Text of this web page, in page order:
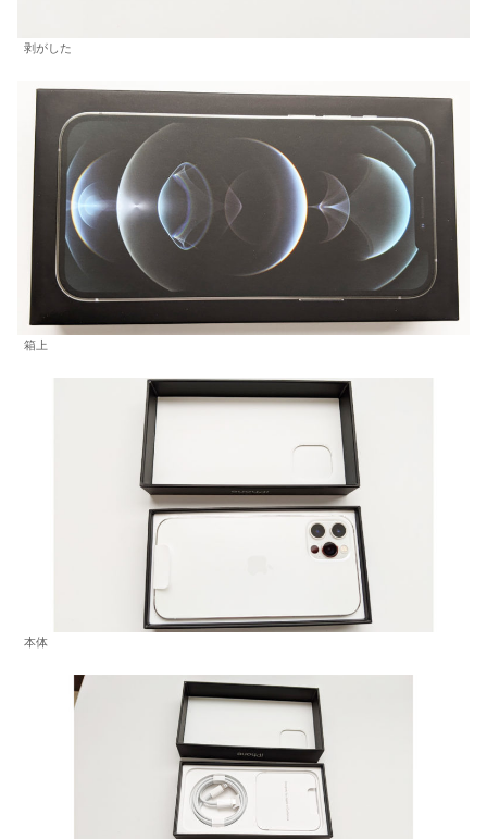
剥がした
箱上
本体